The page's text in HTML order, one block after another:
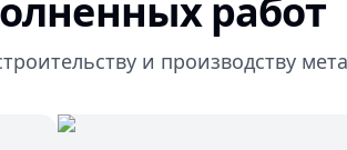
работ
и производству